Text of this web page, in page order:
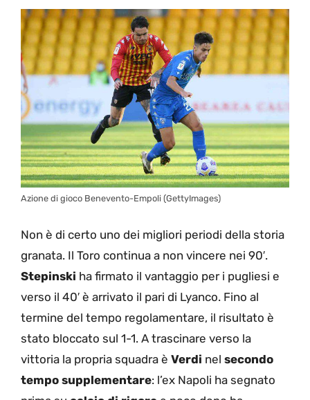
Azione di gioco Benevento-Empoli (GettyImages)
Non è di certo uno dei migliori periodi della storia
granata. Il Toro continua a non vincere nei 90′.
Stepinski ha firmato il vantaggio per i pugliesi e
verso il 40′ è arrivato il pari di Lyanco. Fino al
termine del tempo regolamentare, il risultato è
stato bloccato sul 1-1. A trascinare verso la
vittoria la propria squadra è Verdi nel secondo
tempo supplementare: l’ex Napoli ha segnato